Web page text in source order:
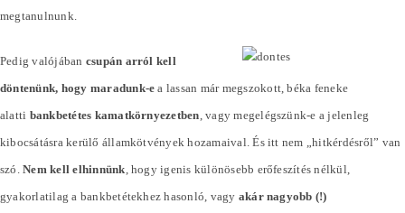
megtanulnunk.
Pedig valójában csupán arról kell
döntenünk, hogy maradunk-e a lassan már megszokott, béka feneke
alatti bankbetétes kamatkörnyezetben , vagy megelégszünk-e a jelenleg
kibocsátásra kerülő államkötvények hozamaival. És itt nem „hitkérdésről” van
szó.Nem kell elhinnünk , hogy igenis különösebb erőfeszítés nélkül,
gyakorlatilag a bankbetétekhez hasonló, vagy akár nagyobb (!)